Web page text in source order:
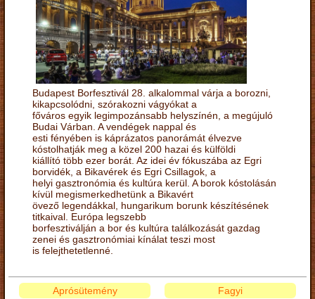
Budapest Borfesztivál 28. alkalommal várja a borozni,
kikapcsolódni, szórakozni vágyókat a
főváros egyik legimpozánsabb helyszínén, a megújuló
Budai Várban. A vendégek nappal és
esti fényében is káprázatos panorámát élvezve
kóstolhatják meg a közel 200 hazai és külföldi
kiállító több ezer borát. Az idei év fókuszába az Egri
borvidék, a Bikavérek és Egri Csillagok, a
helyi gasztronómia és kultúra kerül. A borok kóstolásán
kívül megismerkedhetünk a Bikavért
övező legendákkal, hungarikum borunk készítésének
titkaival. Európa legszebb
borfesztiválján a bor és kultúra találkozását gazdag
zenei és gasztronómiai kínálat teszi most
is felejthetetlenné.
Aprósütemény
Fagyi